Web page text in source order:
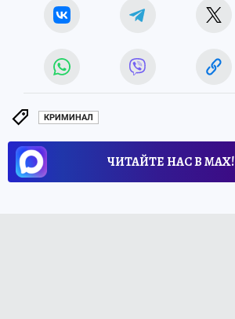
КРИМИНАЛ
ЧИТАЙТЕ НАС В МАХ!